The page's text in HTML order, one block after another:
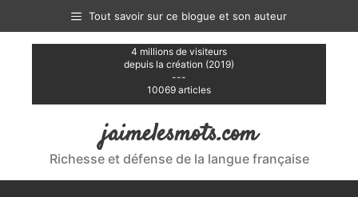
contenu
Tout savoir sur ce blogue et son auteur
4 millions de visiteurs
depuis la création (2019)
---
10069 articles
jaimelesmots.com
Richesse et défense de la langue française